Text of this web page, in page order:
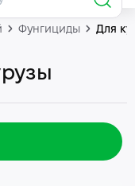
Фунгициды Для